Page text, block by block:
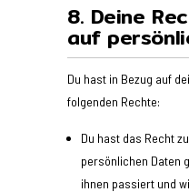
8. Deine
auf
Du hast in Bezug auf
folgenden Rechte:
Du hast das Recht
persönlichen Daten
ihnen passiert und